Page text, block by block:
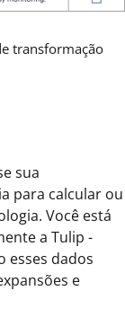
transformação
sua
para calcular ou
Você está
a Tulip -
esses dados
e